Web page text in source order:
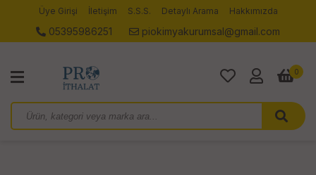
Üye Girişi İletişim S.S.S. Detaylı Arama Hakkımızda
05395986251 piokimyakurumsal@gmail.com
0